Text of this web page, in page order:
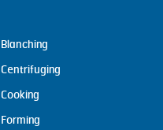
Blanching
Centrifuging
Cooking
Forming